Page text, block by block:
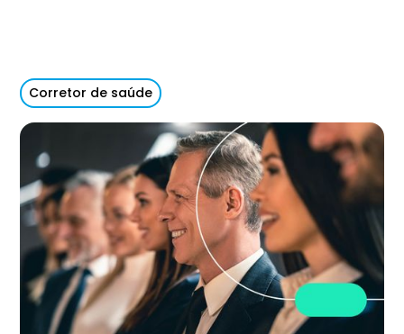
Corretor de saúde